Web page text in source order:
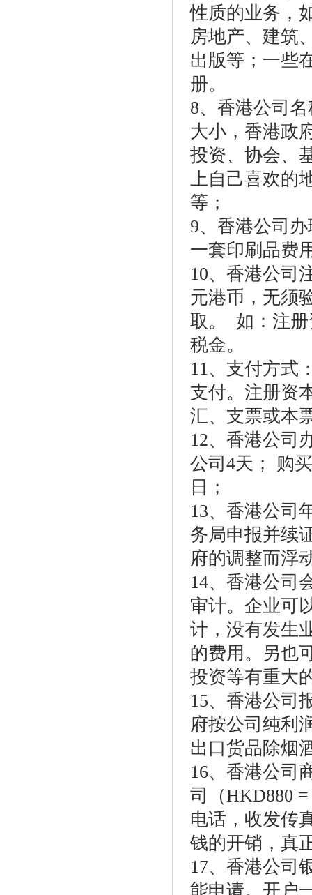
性质的业务，
房地产、建筑
出版等；一些
册。
8、香港公司
大小，香港政
投资、协会、
上自己喜欢的
等；
9、香港公司
一套印刷品费
10、香港公司
元港币，无须
取。 如：注册
税金。
11、支付方式
支付。注册资
汇、支票或本
12、香港公司
公司4天； 购
日；
13、香港公司
务局申报并续
府的调整而浮
14、香港公司
审计。企业可
计，没有发生
的费用。另也
投资等有重大
15、香港公司
府按公司纯利
出口货品除烟
16、香港公司
司（HKD880
电话，收发传
钱的开销，真
17、香港公司
能申请。开户